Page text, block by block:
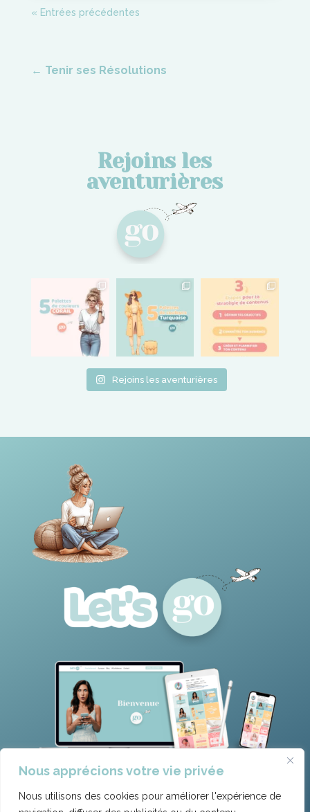
Nous apprécions votre vie privée
Nous utilisons des cookies pour améliorer l'expérience de
« Entrées précédentes
← Tenir ses Résolutions
Rejoins les
aventurières
Rejoins les aventurières